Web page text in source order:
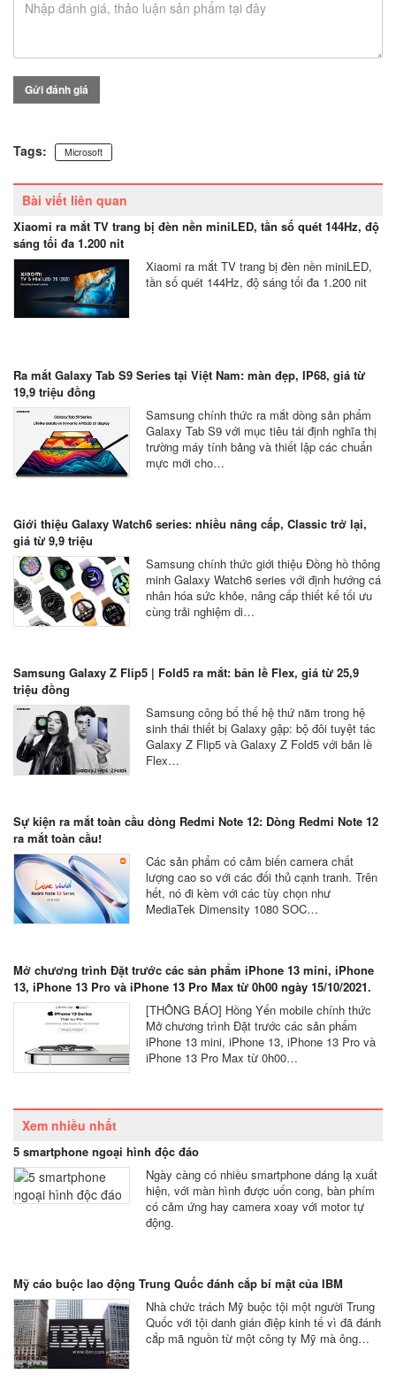
Gửi đánh giá
Tags: Microsoft
Bài viết liên quan
Xiaomi ra mắt TV trang bị đèn nền miniLED, tần số quét 144Hz, độ
sáng tối đa 1.200 nit
Xiaomi ra mắt TV trang bị đèn nền miniLED,
tần số quét 144Hz, độ sáng tối đa 1.200 nit
Ra mắt Galaxy Tab S9 Series tại Việt Nam: màn đẹp, IP68, giá từ
19,9 triệu đồng
Samsung chính thức ra mắt dòng sản phẩm
Galaxy Tab S9 với mục tiêu tái định nghĩa thị
trường máy tính bảng và thiết lập các chuẩn
mực mới cho…
Giới thiệu Galaxy Watch6 series: nhiều nâng cấp, Classic trở lại,
giá từ 9,9 triệu
Samsung chính thức giới thiệu Đồng hồ thông
minh Galaxy Watch6 series với định hướng cá
nhân hóa sức khỏe, nâng cấp thiết kế tối ưu
cùng trải nghiệm di…
Samsung Galaxy Z Flip5 | Fold5 ra mắt: bản lề Flex, giá từ 25,9
triệu đồng
Samsung công bố thế hệ thứ năm trong hệ
sinh thái thiết bị Galaxy gập: bộ đôi tuyệt tác
Galaxy Z Flip5 và Galaxy Z Fold5 với bản lề
Flex…
Sự kiện ra mắt toàn cầu dòng Redmi Note 12: Dòng Redmi Note 12
ra mắt toàn cầu!
Các sản phẩm có cảm biến camera chất
lượng cao so với các đối thủ cạnh tranh. Trên
hết, nó đi kèm với các tùy chọn như
MediaTek Dimensity 1080 SOC…
Mở chương trình Đặt trước các sản phẩm iPhone 13 mini, iPhone
13, iPhone 13 Pro và iPhone 13 Pro Max từ 0h00 ngày 15/10/2021.
[THÔNG BÁO] Hồng Yến mobile chính thức
Mở chương trình Đặt trước các sản phẩm
iPhone 13 mini, iPhone 13, iPhone 13 Pro và
iPhone 13 Pro Max từ 0h00…
Xem nhiều nhất
5 smartphone ngoại hình độc đáo
Ngày càng có nhiều smartphone dáng lạ xuất
hiện, với màn hình được uốn cong, bàn phím
có cảm ứng hay camera xoay với motor tự
động.
Mỹ cáo buộc lao động Trung Quốc đánh cắp bí mật của IBM
Nhà chức trách Mỹ buộc tội một người Trung
Quốc với tội danh gián điệp kinh tế vì đã đánh
cắp mã nguồn từ một công ty Mỹ mà ông…